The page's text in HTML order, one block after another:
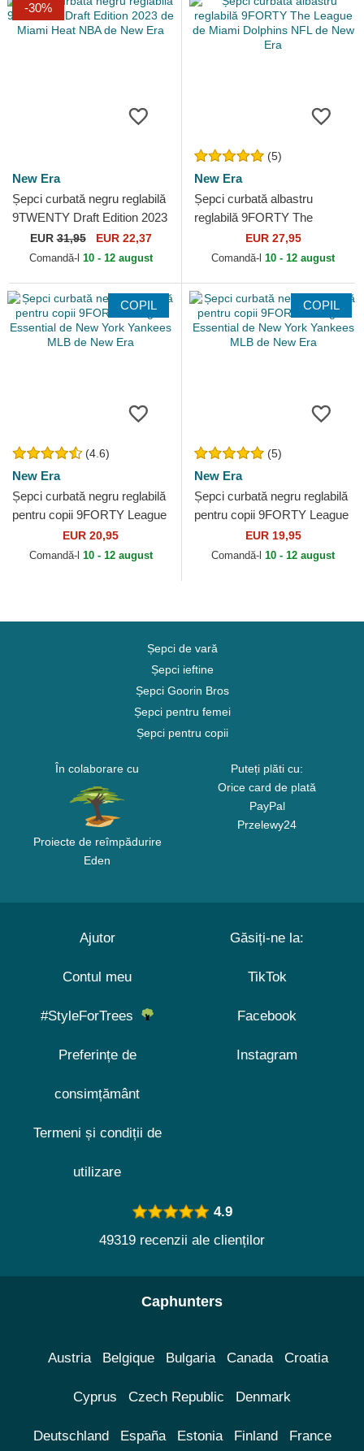
-30%
New Era
Șepci curbată negru reglabilă
9TWENTY Draft Edition 2023
de Miami Heat NBA de New
Era
EUR31,95 EUR 22,37
Comandă-l 10 - 12 august
(5)
New Era
Șepci curbată albastru
reglabilă 9FORTY The
League de Miami Dolphins
NFL de New Era
EUR 27,95
Comandă-l 10 - 12 august
COPIL
(4.6)
New Era
Șepci curbată negru reglabilă
pentru copii 9FORTY League
Essential de New York
Yankees MLB de New...
EUR 20,95
Comandă-l 10 - 12 august
COPIL
(5)
New Era
Șepci curbată negru reglabilă
pentru copii 9FORTY League
Essential de New York
Yankees MLB de New...
EUR 19,95
Comandă-l 10 - 12 august
Șepci de vară
Șepci ieftine
Șepci Goorin Bros
Șepci pentru femei
Șepci pentru copii
În colaborare cu
Proiecte de reîmpădurire
Eden
Puteți plăti cu:
Orice card de plată
PayPal
Przelewy24
Ajutor
Contul meu
#StyleForTrees
Preferințe de
consimțământ
Termeni și condiții de
utilizare
Găsiți-ne la:
TikTok
Facebook
Instagram
4.9
49319 recenzii ale clienților
Caphunters
Austria Belgique Bulgaria Canada Croatia
Cyprus Czech Republic Denmark
Deutschland España Estonia Finland France